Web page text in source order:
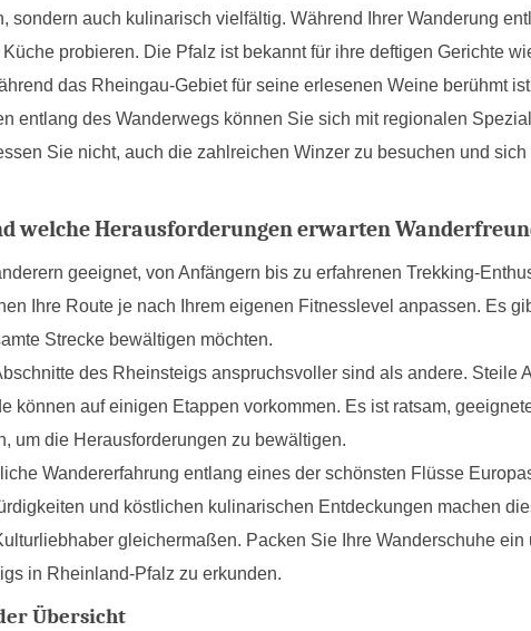
sondern auch kulinarisch vielfältig. Während Ihrer Wanderung
probieren. Die Pfalz ist bekannt für ihre deftigen Gerichte
das Rheingau-Gebiet für seine erlesenen Weine berühmt
entlang des Wanderwegs können Sie sich mit regionalen
Sie nicht, auch die zahlreichen Winzer zu besuchen und sich
welche Herausforderungen erwarten
geeignet, von Anfängern bis zu erfahrenen Trekking-
Ihre Route je nach Ihrem eigenen Fitnesslevel anpassen. Es
Strecke bewältigen möchten.
des Rheinsteigs anspruchsvoller sind als andere. Steile
können auf einigen Etappen vorkommen. Es ist ratsam,
um die Herausforderungen zu bewältigen.
Wandererfahrung entlang eines der schönsten Flüsse
und köstlichen kulinarischen Entdeckungen machen
gleichermaßen. Packen Sie Ihre Wanderschuhe ein
in Rheinland-Pfalz zu erkunden.
Übersicht